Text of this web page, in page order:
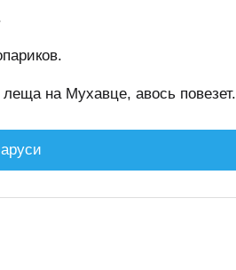
на Мухавце, авось повезет.